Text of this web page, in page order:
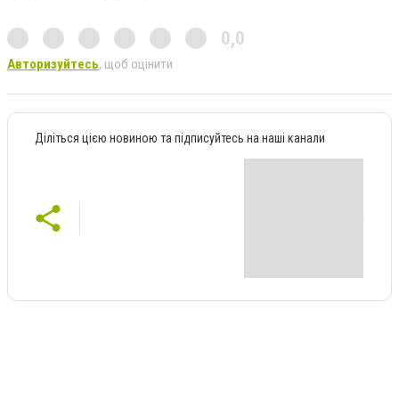
0,0
Авторизуйтесь, щоб оцінити
Діліться цією новиною та підписуйтесь на наші канали